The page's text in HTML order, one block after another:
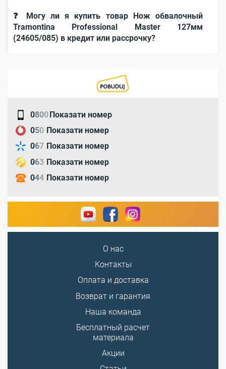
❓ Могу ли я купить товар Нож обвалочный
Tramontina Professional Master 127мм
(24605/085) в кредит или рассрочку?
0800Показати номер
050 Показати номер
067 Показати номер
063 Показати номер
044 Показати номер
О нас
Контакты
Оплата и доставка
Возврат и гарантия
Наша команда
Бесплатный расчет
материала
Акции